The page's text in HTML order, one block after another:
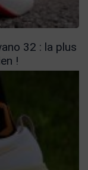
32 : la plus
!